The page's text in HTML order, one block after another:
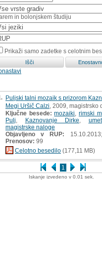
in bolonjskem študiju
Prikaži samo zadetke s celotnim
1
Puljski talni mozaik s prizorom
Megi Uršič Calzi , 2009, magistrsko
Ključne besede: mozaiki ,rimski
Pulj
Kaznovanje Dirke
magistrske naloge
Objavljeno v RUP:
Prenosov: 99
Celotno besedilo (177,11 MB)
Iskanje izvedeno v 0.01 sek.